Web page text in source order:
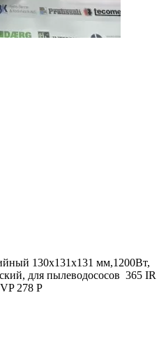
130х131х131 мм,1200Вт,
для пылеводососов 365 IR
278 P